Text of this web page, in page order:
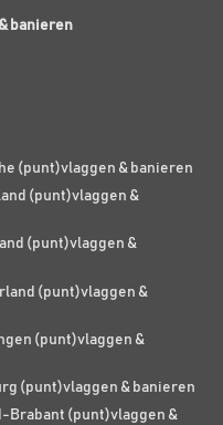
banieren
(punt)vlaggen & banieren
(punt)vlaggen &
(punt)vlaggen &
(punt)vlaggen &
(punt)vlaggen &
(punt)vlaggen & banieren
Brabant (punt)vlaggen &